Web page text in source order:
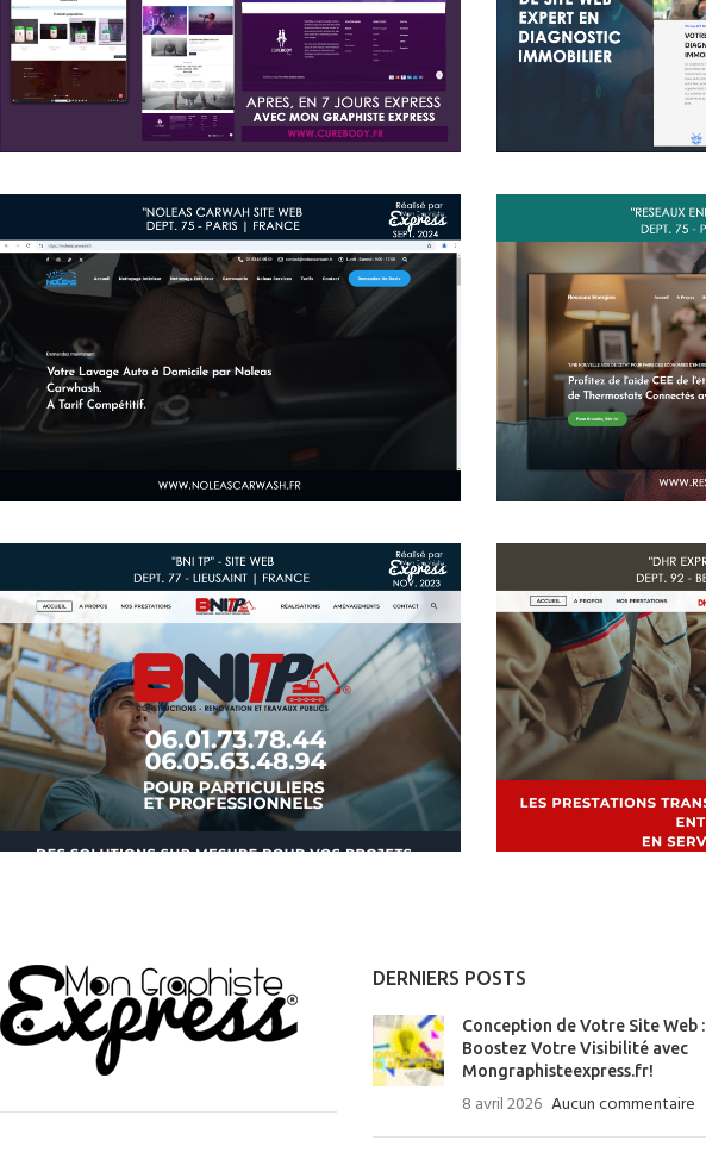
DERNIERS POSTS
Conception de Votre Site Web :
Boostez Votre Visibilité avec
Mongraphisteexpress.fr!
8 avril 2026 Aucun commentaire